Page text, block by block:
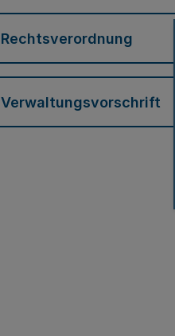
Rechtsverordnung
Verwaltungsvorschrift